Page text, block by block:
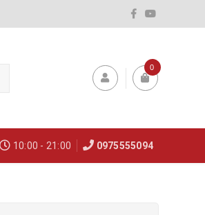
0
10:00 - 21:00 0975555094